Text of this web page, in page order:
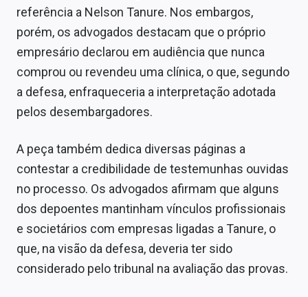
referência a Nelson Tanure. Nos embargos,
porém, os advogados destacam que o próprio
empresário declarou em audiência que nunca
comprou ou revendeu uma clínica, o que, segundo
a defesa, enfraqueceria a interpretação adotada
pelos desembargadores.
A peça também dedica diversas páginas a
contestar a credibilidade de testemunhas ouvidas
no processo. Os advogados afirmam que alguns
dos depoentes mantinham vínculos profissionais
e societários com empresas ligadas a Tanure, o
que, na visão da defesa, deveria ter sido
considerado pelo tribunal na avaliação das provas.